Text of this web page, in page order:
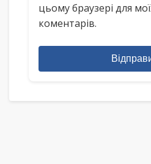
цьому браузері для
коментарів.